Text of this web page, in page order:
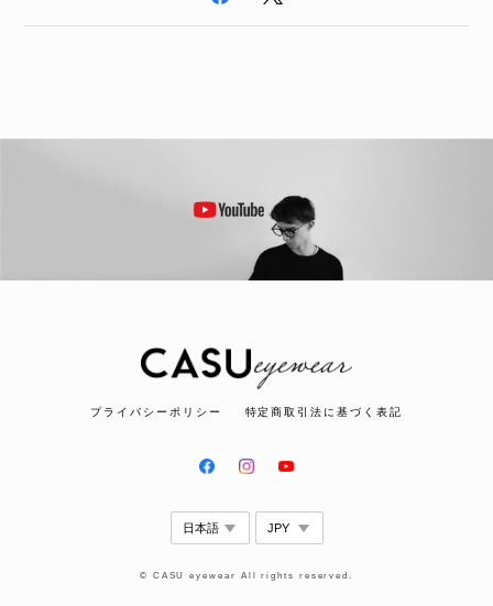
プライバシーポリシー 特定商取引法に基づく表記
© CASU eyewear All rights reserved.